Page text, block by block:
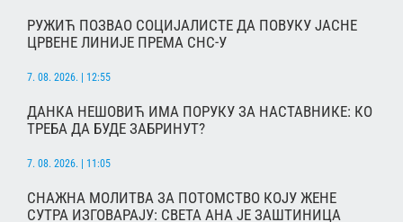
РУЖИЋ ПОЗВАО СОЦИЈАЛИСТЕ ДА ПОВУКУ ЈАСНЕ
ЦРВЕНЕ ЛИНИЈЕ ПРЕМА СНС-У
7. 08. 2026. | 12:55
ДАНКА НЕШОВИЋ ИМА ПОРУКУ ЗА НАСТАВНИКЕ: КО
ТРЕБА ДА БУДЕ ЗАБРИНУТ?
7. 08. 2026. | 11:05
СНАЖНА МОЛИТВА ЗА ПОТОМСТВО КОЈУ ЖЕНЕ
СУТРА ИЗГОВАРАЈУ: СВЕТА АНА ЈЕ ЗАШТИНИЦА